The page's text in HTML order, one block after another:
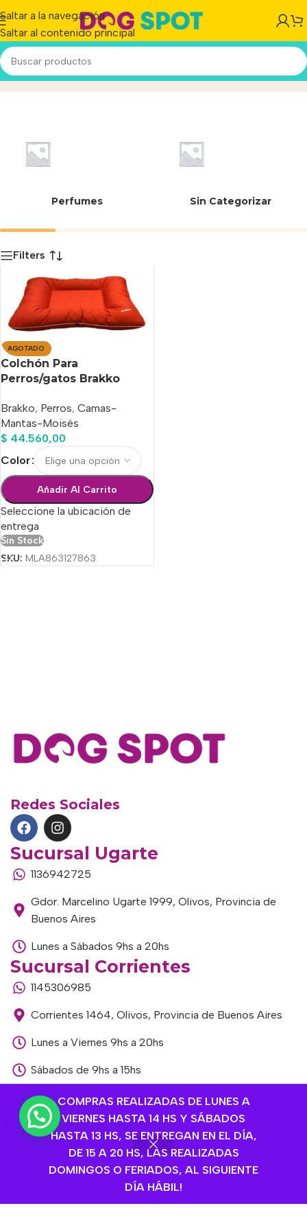
COMPRAS REALIZADAS DE LUNES A
VIERNES HASTA 14 HS Y SÁBADOS
HASTA 13 HS, SE ENTREGAN EN EL DÍA,
DE 15 A 20 HS, LAS REALIZADAS
DOMINGOS O FERIADOS, AL SIGUIENTE
DÍA HÁBIL!
Saltar a la navegación
Saltar al contenido principal
70cmx 55cmInicio/Producto
Perfumes Sin Categorizar
Filters
AGOTADO
Colchón Para
Perros/gatos Brakko
Brakko, Perros, Camas-
Mantas-Moisés
$ 44.560,00
Color
Añadir Al Carrito
Seleccione la ubicación de
entrega
Sin Stock
SKU: MLA863127863
Redes Sociales
Sucursal Ugarte
1136942725
Gdor. Marcelino Ugarte 1999, Olivos, Provincia de
Buenos Aires
Lunes a Sábados 9hs a 20hs
Sucursal Corrientes
1145306985
Corrientes 1464, Olivos, Provincia de Buenos Aires
Lunes a Viernes 9hs a 20hs
Sábados de 9hs a 15hs
Sucursal Libertador
1168893524
Av. del Libertador 1915, Vte. López, Provincia de
Buenos Aires
Lunes a Viernes de 9hs a 13hs / 16hs a 20hs